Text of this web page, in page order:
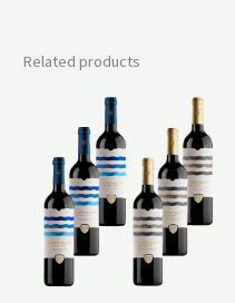
Related products